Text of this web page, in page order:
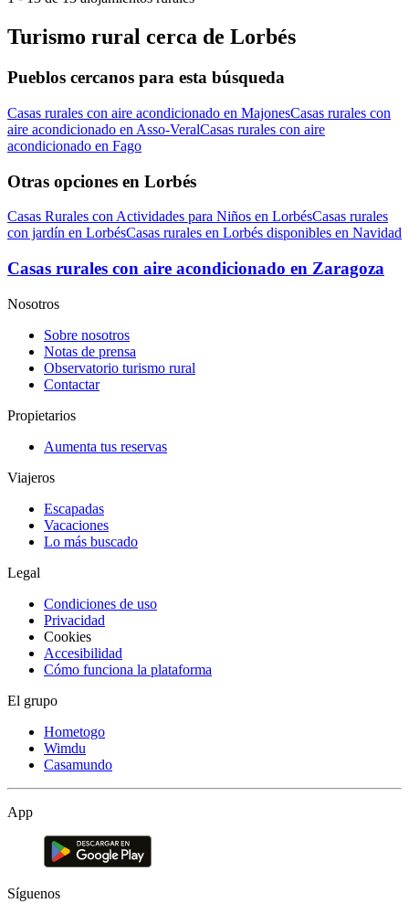
Turismo rural cerca de Lorbés
Pueblos cercanos para esta búsqueda
Casas rurales con aire acondicionado en MajonesCasas rurales con
aire acondicionado en Asso-VeralCasas rurales con aire
acondicionado en Fago
Otras opciones en Lorbés
Casas Rurales con Actividades para Niños en LorbésCasas rurales
con jardín en LorbésCasas rurales en Lorbés disponibles en Navidad
Casas rurales con aire acondicionado en Zaragoza
Nosotros
Sobre nosotros
Notas de prensa
Observatorio turismo rural
Contactar
Propietarios
Aumenta tus reservas
Viajeros
Escapadas
Vacaciones
Lo más buscado
Legal
Condiciones de uso
Privacidad
Cookies
Accesibilidad
Cómo funciona la plataforma
El grupo
Hometogo
Wimdu
Casamundo
App
Síguenos